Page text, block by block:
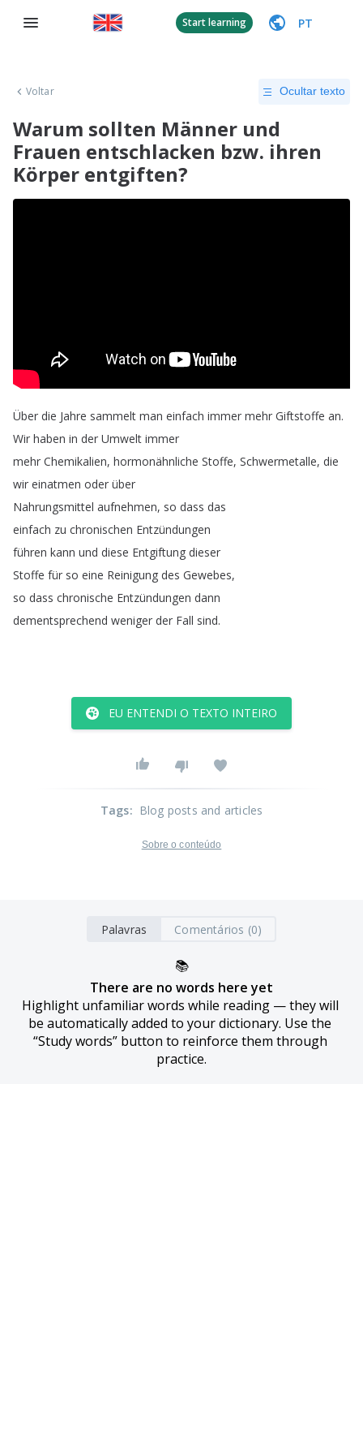
Start learning PT
Voltar Ocultar texto
Warum sollten Männer und
Frauen entschlacken bzw. ihren
Körper entgiften?
Über die Jahre sammelt man einfach immer mehr Giftstoffe an.
Wir haben in der Umwelt immer
mehr Chemikalien, hormonähnliche Stoffe, Schwermetalle, die
wir einatmen oder über
Nahrungsmittel aufnehmen, so dass das
einfach zu chronischen Entzündungen
führen kann und diese Entgiftung dieser
Stoffe für so eine Reinigung des Gewebes,
so dass chronische Entzündungen dann
dementsprechend weniger der Fall sind.
EU ENTENDI O TEXTO INTEIRO
Tags: Blog posts and articles
Sobre o conteúdo
Palavras Comentários (0)
📚
There are no words here yet
Highlight unfamiliar words while reading — they will
be automatically added to your dictionary. Use the
“Study words” button to reinforce them through
practice.